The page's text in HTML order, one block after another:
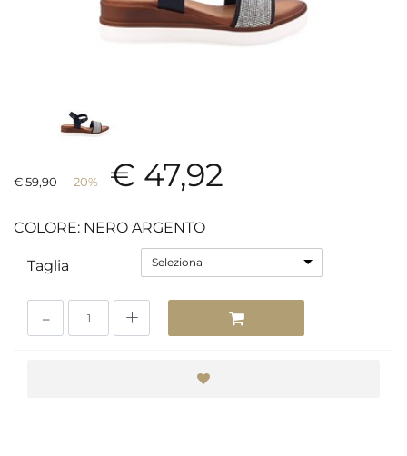
€ 59,90 -20% € 47,92
COLORE: NERO ARGENTO
Taglia Seleziona